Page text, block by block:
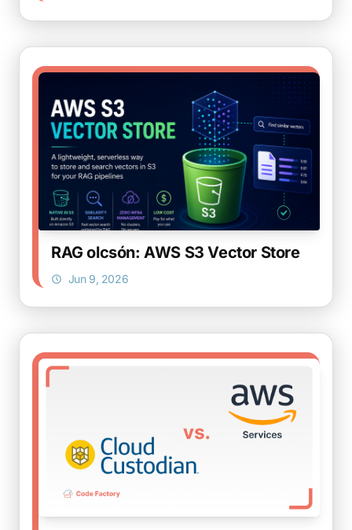
RAG olcsón: AWS S3 Vector Store
Jun 9, 2026